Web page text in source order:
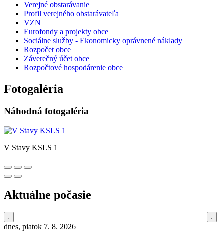
Verejné obstarávanie
Profil verejného obstarávateľa
VZN
Eurofondy a projekty obce
Sociálne služby - Ekonomicky oprávnené náklady
Rozpočet obce
Záverečný účet obce
Rozpočtové hospodárenie obce
Fotogaléria
Náhodná fotogaléria
V Stavy KSLS 1
Aktuálne počasie
dnes, piatok 7. 8. 2026